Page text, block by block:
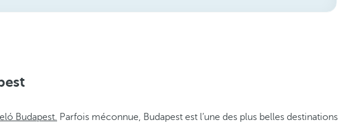
Budapest. Parfois méconnue, Budapest est l’une des plus belles destinations